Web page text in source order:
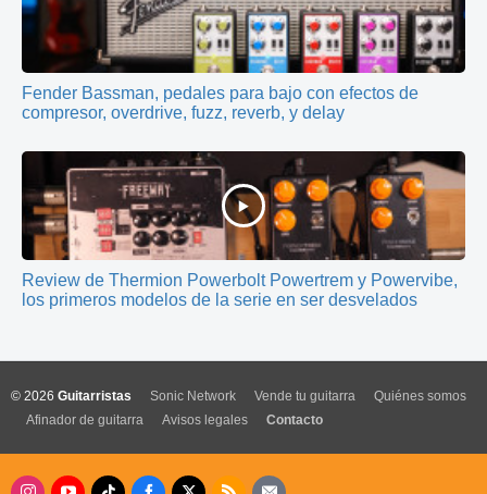
Fender Bassman, pedales para bajo con efectos de
compresor, overdrive, fuzz, reverb, y delay
Review de Thermion Powerbolt Powertrem y Powervibe,
los primeros modelos de la serie en ser desvelados
© 2026 Guitarristas Sonic Network Vende tu guitarra
Quiénes somos
Afinador de guitarra
Avisos legales Contacto